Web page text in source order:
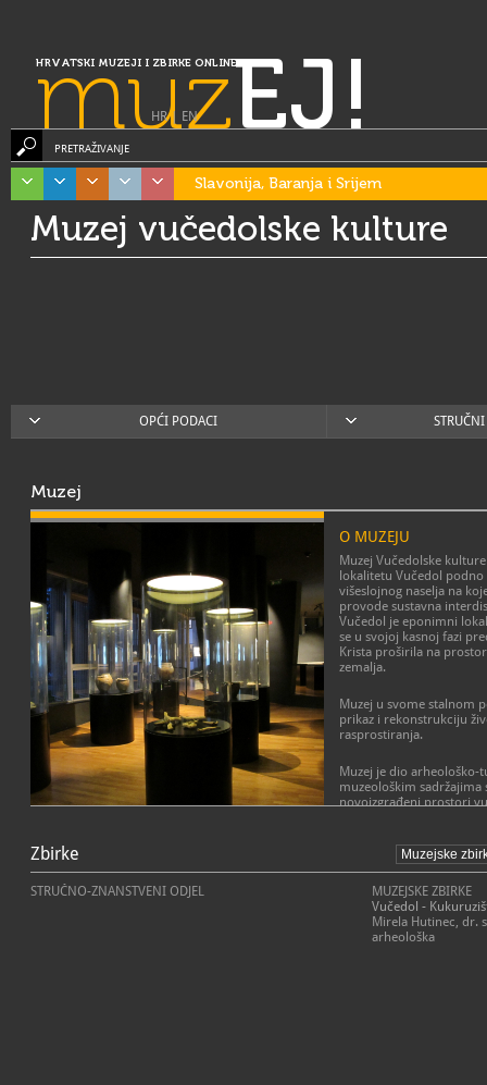
HRVATSKI MUZEJI I ZBIRKE ONLINE
muzEJ!
HR| EN
PRETRAŽIVANJE
Slavonija, Baranja i Srijem
Muzej vučedolske kulture
OPĆI PODACI
Muzej
O MUZEJU
Muzej Vučedolske
lokalitetu Vučedol
višeslojnog naselja na
provode sustavna
Vučedol je eponimni
se u svojoj kasnoj fazi
Krista proširila na
zemalja.
Muzej u svome stalnom
prikaz i rekonstrukciju
rasprostiranja.
Muzej je dio arheološko-
muzeološkim sadržajima
novoizgrađeni prostori
Misija je sakupljanje,
prezentacija i
kulture, umjetnosti,
baštine istočne
obrazovanja svih
kulturne i prirodne
Zbirke
STRUČNO-ZNANSTVENI ODJEL
MUZEJSKE ZBIRKE
Vučedol -
Mirela Hutinec, dr.
arheološka